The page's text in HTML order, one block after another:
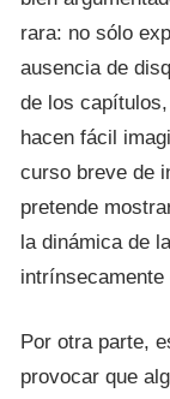
rara: no sólo
ausencia de
de los
hacen fácil
curso breve de
pretende
la dinámica de
intrínsecamente
Por otra parte,
provocar que